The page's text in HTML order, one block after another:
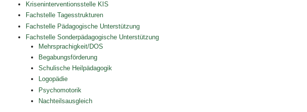
Kriseninterventionsstelle KIS
Fachstelle Tagesstrukturen
Fachstelle Pädagogische Unterstützung
Fachstelle Sonderpädagogische Unterstützung
Mehrsprachigkeit/DOS
Begabungsförderung
Schulische Heilpädagogik
Logopädie
Psychomotorik
Nachteilsausgleich